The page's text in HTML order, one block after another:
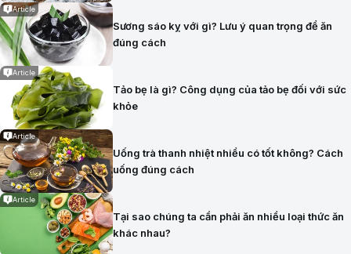
Article
Sương sáo kỵ với gì? Lưu ý quan trọng để ăn
đúng cách
Article
Tảo bẹ là gì? Công dụng của tảo bẹ đối với sức
khỏe
Article
Uống trà thanh nhiệt nhiều có tốt không? Cách
uống đúng cách
Article
Tại sao chúng ta cần phải ăn nhiều loại thức ăn
khác nhau?